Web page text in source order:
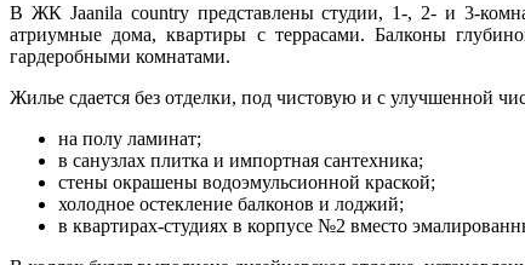
В ЖК Jaanila country представлены студии, 1-, 2- и 3-
атриумные дома, квартиры с террасами. Балконы
гардеробными комнатами.
Жилье сдается без отделки, под чистовую и с улучшенной
на полу ламинат;
в санузлах плитка и импортная сантехника;
стены окрашены водоэмульсионной краской;
холодное остекление балконов и лоджий;
в квартирах-студиях в корпусе №2 вместо